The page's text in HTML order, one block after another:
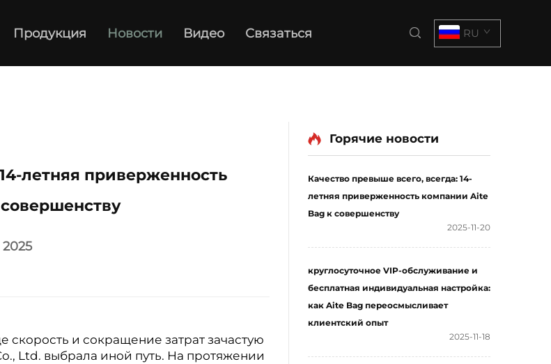
Продукция Новости Видео Связаться RU
летняя приверженность
скорость и сокращение затрат зачастую
Ltd. выбрала иной путь. На протяжении
Горячие новости
Качество превыше всего, всегда: 14-
летняя приверженность компании Aite
Bag к совершенству
2025-11-20
круглосуточное VIP-обслуживание и
бесплатная индивидуальная настройка:
как Aite Bag переосмысливает
клиентский опыт
2025-11-18